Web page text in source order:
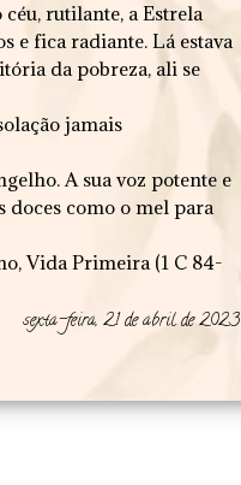
rutilante, a Estrela
e fica radiante. Lá estava
da pobreza, ali se
jamais
A sua voz potente e
doces como o mel para
Vida Primeira (1 C 84-
sexta-feira, 21 de abril de 2023